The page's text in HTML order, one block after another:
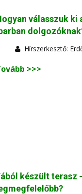
válasszuk ki
Hírszerkesztő:
>>>
készült terasz